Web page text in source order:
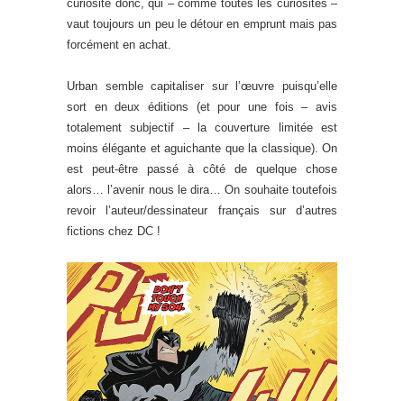
curiosité donc, qui – comme toutes les curiosités –
vaut toujours un peu le détour en emprunt mais pas
forcément en achat.
Urban semble capitaliser sur l’œuvre puisqu’elle
sort en deux éditions (et pour une fois – avis
totalement subjectif – la couverture limitée est
moins élégante et aguichante que la classique). On
est peut-être passé à côté de quelque chose
alors… l’avenir nous le dira… On souhaite toutefois
revoir l’auteur/dessinateur français sur d’autres
fictions chez DC !